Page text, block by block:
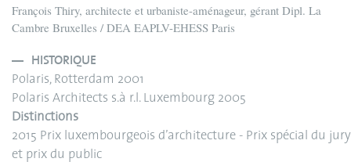
François Thiry, architecte et urbaniste-aménageur, gérant Dipl. La
Cambre Bruxelles / DEA EAPLV-EHESS Paris
HISTORIQUE
Polaris, Rotterdam 2001
Polaris Architects s.à r.l. Luxembourg 2005
Distinctions
2015 Prix luxembourgeois d’architecture - Prix spécial du jury
et prix du public